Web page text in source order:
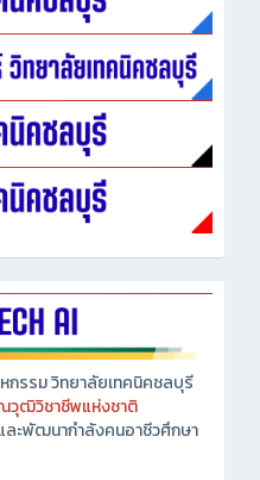
รม วิทยาลัยเทคนิคชลบุรี
วุฒิวิชาชีพแห่งชาติ
ะพัฒนากำลังคนอาชีวศึกษา